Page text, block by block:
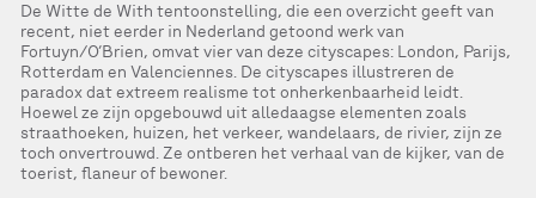
De Witte de With tentoonstelling, die een overzicht geeft van
recent, niet eerder in Nederland getoond werk van
Fortuyn/O’Brien, omvat vier van deze cityscapes: London, Parijs,
Rotterdam en Valenciennes. De cityscapes illustreren de
paradox dat extreem realisme tot onherkenbaarheid leidt.
Hoewel ze zijn opgebouwd uit alledaagse elementen zoals
straathoeken, huizen, het verkeer, wandelaars, de rivier, zijn ze
toch onvertrouwd. Ze ontberen het verhaal van de kijker, van de
toerist, flaneur of bewoner.